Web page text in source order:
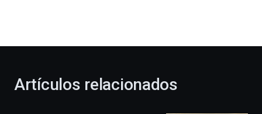
celebración
Artículos relacionados